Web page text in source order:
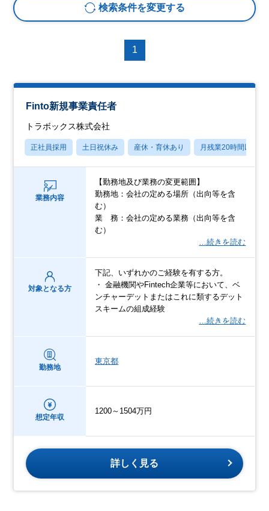
検索条件を変更する
1
Finto新規事業責任者
トラボックス株式会社
正社員採用 土日祝休み 産休・育休あり 月残業20時間以内
業務内容
【勤務地及び業務の変更範囲】
勤務地：会社の定める場所（出向等を含
む）
業 務：会社の定める業務（出向等を含
む）
…続きを読む
対象となる方
下記、いずれかのご経験を有する方。
・ 金融機関やFintech企業等において、ベ
ンチャーデットまたはこれに類するデット
スキームの組成経験
…続きを読む
勤務地
東京都
想定年収
1200～1504万円
詳しく見る